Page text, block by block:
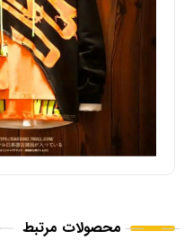
محصولات مرتبط